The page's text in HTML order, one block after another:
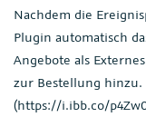
Nachdem die
Plugin automatisch
Angebote als
zur Bestellung hinzu.
(https://i.ibb.co/